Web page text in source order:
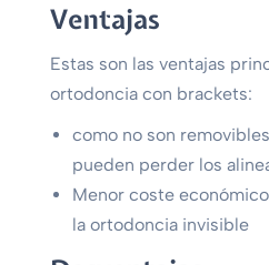
Ventajas
Estas son las ventajas
ortodoncia con brackets:
como no son
pueden perder los
Menor coste
la ortodoncia invisible